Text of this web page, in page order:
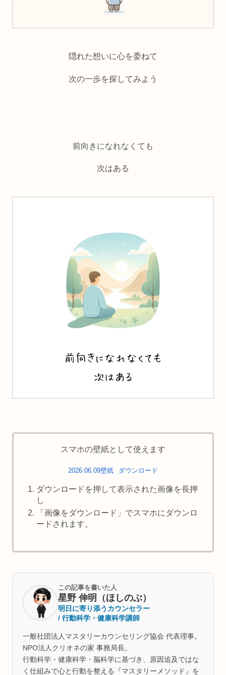
隠れた想いに心を委ねて
次の一歩を探してみよう
前向きになれなくても
次はある
スマホの壁紙として使えます
2026.06.09壁紙 ダウンロード
ダウンロードを押して表示された画像を長押
し
「画像をダウンロード」でスマホにダウンロ
ードされます。
この記事を書いた人
星野 伸明（ほしのぶ）
明日に寄り添うカウンセラー
/ 行動科学・健康科学講師
一般社団法人マスタリーカウンセリング協会 代表理事。
NPO法人クリオネの家 事務局長。
行動科学・健康科学・脳科学に基づき、原因追及ではな
く仕組みで心と行動を整える『マスタリーメソッド』を